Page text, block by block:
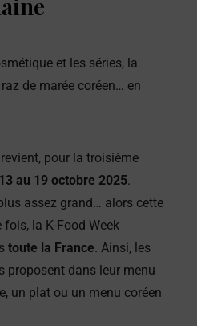
et les séries, la
de marée coréen… en
revient, pour la troisième
13 au 19 octobre 2025.
assez grand… alors cette
la K-Food Week
toute la France. Ainsi, les
proposent dans leur menu
un plat ou un menu coréen